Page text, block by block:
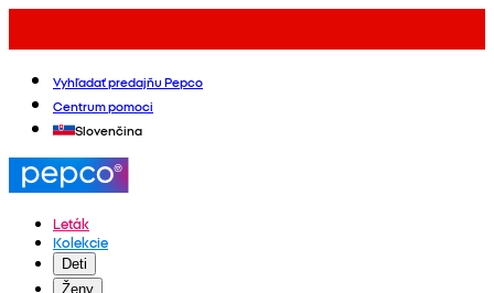
Vyhľadať predajňu Pepco
Centrum pomoci
Slovenčina
Leták
Kolekcie
Deti
Ženy